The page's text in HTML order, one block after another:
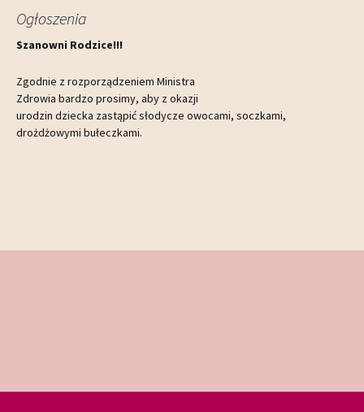
Ogłoszenia
Szanowni Rodzice!!!
Zgodnie z rozporządzeniem Ministra
Zdrowia bardzo prosimy, aby z okazji
urodzin dziecka zastąpić słodycze owocami, soczkami,
drożdżowymi bułeczkami.